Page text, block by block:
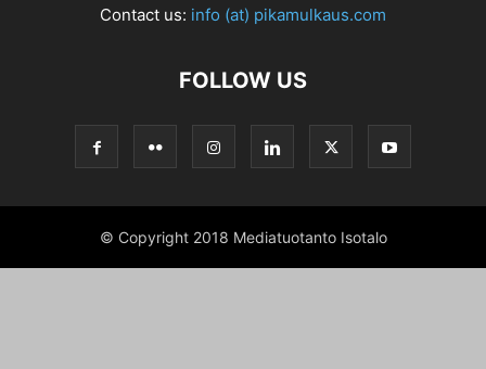
Contact us: info (at) pikamulkaus.com
FOLLOW US
© Copyright 2018 Mediatuotanto Isotalo